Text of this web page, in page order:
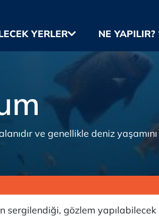
YERLER NE YAPILIR?
ve genellikle deniz
gözlem